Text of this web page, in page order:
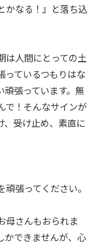
かなる！』と落ち込
は人間にとっての土
っているつもりはな
頑張っています。無
で！そんなサインが
、受け止め、素直に
張ってください。
母さんもおられま
かできませんが、心